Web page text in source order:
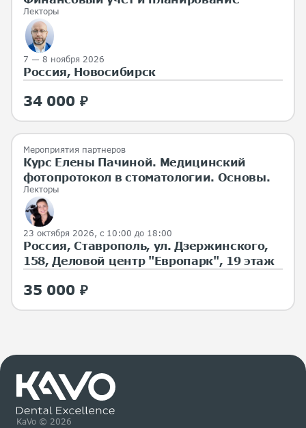
Лекторы
7 — 8 ноября 2026
Россия, Новосибирск
34 000 ₽
Мероприятия партнеров
Курс Елены Пачиной. Медицинский
фотопротокол в стоматологии. Основы.
Лекторы
23 октября 2026, с 10:00 до 18:00
Россия, Ставрополь, ул. Дзержинского,
158, Деловой центр "Европарк", 19 этаж
35 000 ₽
KaVo © 2026